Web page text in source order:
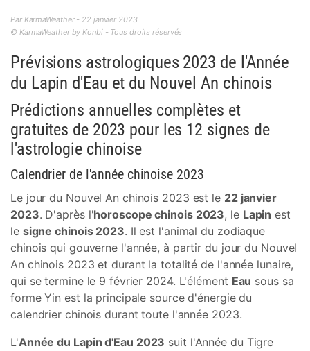
Par KarmaWeather - 22 janvier 2023
© KarmaWeather by Konbi - Tous droits réservés
Prévisions astrologiques 2023 de l'Année
du Lapin d'Eau et du Nouvel An chinois
Prédictions annuelles complètes et
gratuites de 2023 pour les 12 signes de
l'astrologie chinoise
Calendrier de l'année chinoise 2023
Le jour du Nouvel An chinois 2023 est le 22 janvier
2023. D'après l'horoscope chinois 2023, le Lapin est
le signe chinois 2023. Il est l'animal du zodiaque
chinois qui gouverne l'année, à partir du jour du Nouvel
An chinois 2023 et durant la totalité de l'année lunaire,
qui se termine le 9 février 2024. L'élément Eau sous sa
forme Yin est la principale source d'énergie du
calendrier chinois durant toute l'année 2023.
L'Année du Lapin d'Eau 2023 suit l'Année du Tigre